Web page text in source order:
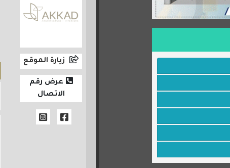
زيارة الموقع
عرض رقم
الاتصال